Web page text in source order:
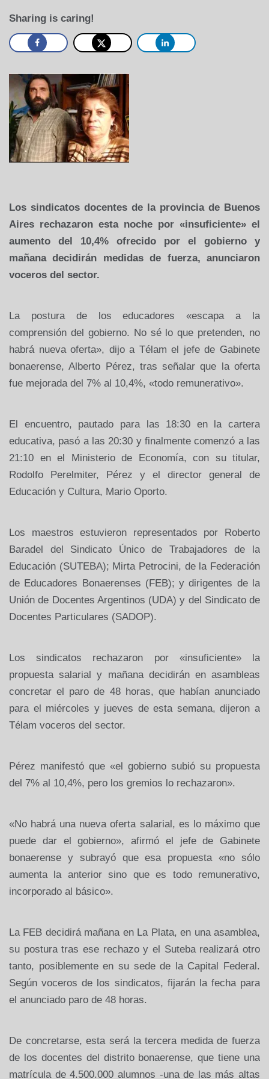
Sharing is caring!
Los sindicatos docentes de la provincia de Buenos
Aires rechazaron esta noche por «insuficiente» el
aumento del 10,4% ofrecido por el gobierno y
mañana decidirán medidas de fuerza, anunciaron
voceros del sector.
La postura de los educadores «escapa a la
comprensión del gobierno. No sé lo que pretenden, no
habrá nueva oferta», dijo a Télam el jefe de Gabinete
bonaerense, Alberto Pérez, tras señalar que la oferta
fue mejorada del 7% al 10,4%, «todo remunerativo».
El encuentro, pautado para las 18:30 en la cartera
educativa, pasó a las 20:30 y finalmente comenzó a las
21:10 en el Ministerio de Economía, con su titular,
Rodolfo Perelmiter, Pérez y el director general de
Educación y Cultura, Mario Oporto.
Los maestros estuvieron representados por Roberto
Baradel del Sindicato Único de Trabajadores de la
Educación (SUTEBA); Mirta Petrocini, de la Federación
de Educadores Bonaerenses (FEB); y dirigentes de la
Unión de Docentes Argentinos (UDA) y del Sindicato de
Docentes Particulares (SADOP).
Los sindicatos rechazaron por «insuficiente» la
propuesta salarial y mañana decidirán en asambleas
concretar el paro de 48 horas, que habían anunciado
para el miércoles y jueves de esta semana, dijeron a
Télam voceros del sector.
Pérez manifestó que «el gobierno subió su propuesta
del 7% al 10,4%, pero los gremios lo rechazaron».
«No habrá una nueva oferta salarial, es lo máximo que
puede dar el gobierno», afirmó el jefe de Gabinete
bonaerense y subrayó que esa propuesta «no sólo
aumenta la anterior sino que es todo remunerativo,
incorporado al básico».
La FEB decidirá mañana en La Plata, en una asamblea,
su postura tras ese rechazo y el Suteba realizará otro
tanto, posiblemente en su sede de la Capital Federal.
Según voceros de los sindicatos, fijarán la fecha para
el anunciado paro de 48 horas.
De concretarse, esta será la tercera medida de fuerza
de los docentes del distrito bonaerense, que tiene una
matrícula de 4.500.000 alumnos -una de las más altas